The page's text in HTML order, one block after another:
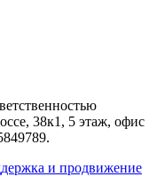
38к1, 5 этаж, офис
и продвижение